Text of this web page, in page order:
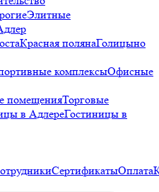
Элитные
Красная полянаГолицыно
комплексыОфисные
помещенияТорговые
в АдлереГостиницы в
СертификатыОплата